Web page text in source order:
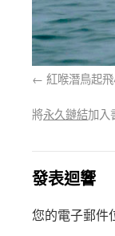
紅喉潛鳥起
將永久鏈結加入
發表迴響
您的電子郵件